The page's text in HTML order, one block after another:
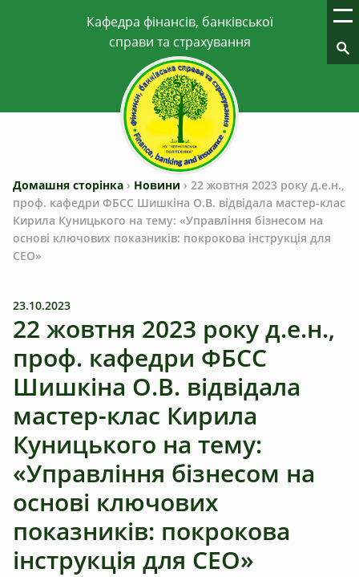
Домашня сторінка › Новини › 22 жовтня 2023 року д.е.н.,
проф. кафедри ФБСС Шишкіна О.В. відвідала мастер-клас
Кирила Куницького на тему: «Управління бізнесом на
основі ключових показників: покрокова інструкція для
CEO‌‎»
23.10.2023
22 жовтня 2023 року д.е.н.,
проф. кафедри ФБСС
Шишкіна О.В. відвідала
мастер-клас Кирила
Куницького на тему:
«Управління бізнесом на
основі ключових
показників: покрокова
інструкція для CEO‌‎»